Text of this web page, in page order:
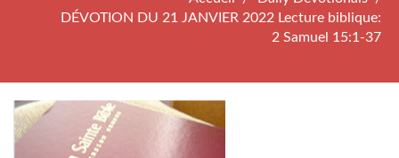
DÉVOTION DU 21 JANVIER 2022 Lecture biblique:
2 Samuel 15:1-37